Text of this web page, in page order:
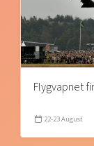
Flygvapnet
22-23 August